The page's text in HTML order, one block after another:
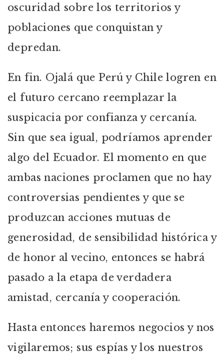
oscuridad sobre los territorios y
poblaciones que conquistan y
depredan.
En fin. Ojalá que Perú y Chile logren en
el futuro cercano reemplazar la
suspicacia por confianza y cercanía.
Sin que sea igual, podríamos aprender
algo del Ecuador. El momento en que
ambas naciones proclamen que no hay
controversias pendientes y que se
produzcan acciones mutuas de
generosidad, de sensibilidad histórica y
de honor al vecino, entonces se habrá
pasado a la etapa de verdadera
amistad, cercanía y cooperación.
Hasta entonces haremos negocios y nos
vigilaremos; sus espías y los nuestros